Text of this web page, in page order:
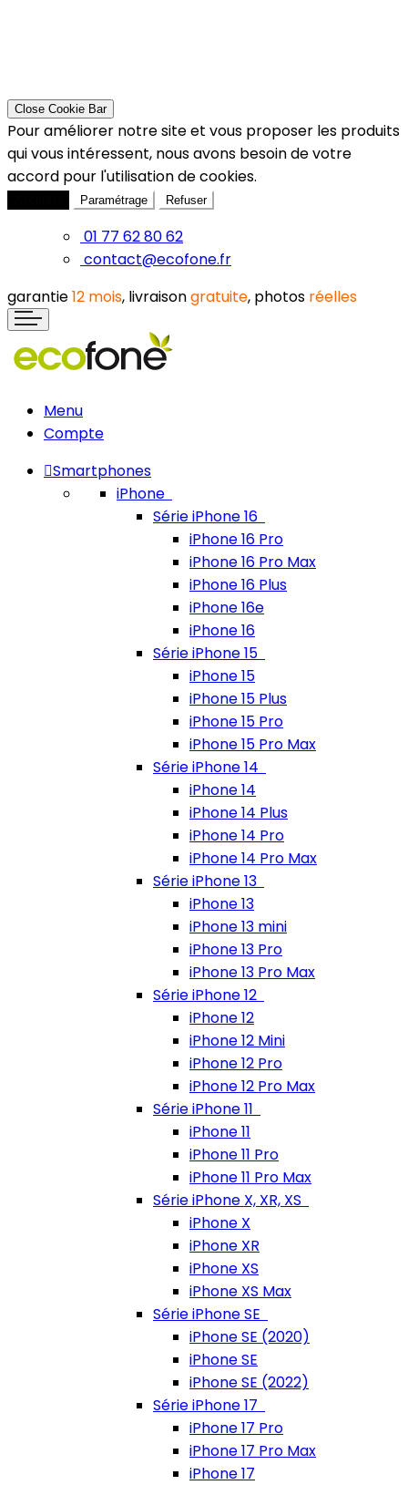
Close Cookie Bar
Pour améliorer notre site et vous proposer les produits
qui vous intéressent, nous avons besoin de votre
accord pour l'utilisation de cookies.
Paramétrage Refuser
01 77 62 80 62
contact@ecofone.fr
garantie12 mois, livraisongratuite, photos réelles
Menu
Compte
Smartphones
iPhone
Série iPhone 16
iPhone 16 Pro
iPhone 16 Pro Max
iPhone 16 Plus
iPhone 16e
iPhone 16
Série iPhone 15
iPhone 15
iPhone 15 Plus
iPhone 15 Pro
iPhone 15 Pro Max
Série iPhone 14
iPhone 14
iPhone 14 Plus
iPhone 14 Pro
iPhone 14 Pro Max
Série iPhone 13
iPhone 13
iPhone 13 mini
iPhone 13 Pro
iPhone 13 Pro Max
Série iPhone 12
iPhone 12
iPhone 12 Mini
iPhone 12 Pro
iPhone 12 Pro Max
Série iPhone 11
iPhone 11
iPhone 11 Pro
iPhone 11 Pro Max
Série iPhone X, XR, XS
iPhone X
iPhone XR
iPhone XS
iPhone XS Max
Série iPhone SE
iPhone SE (2020)
iPhone SE
iPhone SE (2022)
Série iPhone 17
iPhone 17 Pro
iPhone 17 Pro Max
iPhone 17